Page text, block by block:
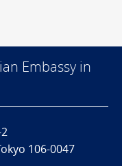
Embassy in
106-0047